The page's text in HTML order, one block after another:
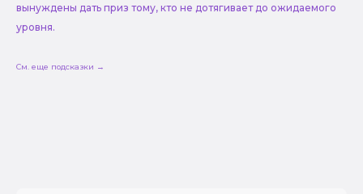
вынуждены дать приз тому, кто не дотягивает до ожидаемого
уровня.
См. еще подсказки →